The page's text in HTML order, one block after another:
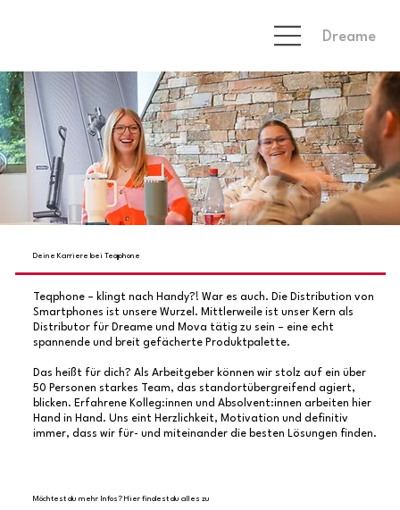
Dreame
Deine Karriere bei Teqphone
Teqphone – klingt nach Handy?! War es auch. Die Distribution von
Smartphones ist unsere Wurzel. Mittlerweile ist unser Kern als
Distributor für Dreame und Mova tätig zu sein – eine echt
spannende und breit gefächerte Produktpalette.
Das heißt für dich? Als Arbeitgeber können wir stolz auf ein über
50 Personen starkes Team, das standortübergreifend agiert,
blicken. Erfahrene Kolleg:innen und Absolvent:innen arbeiten hier
Hand in Hand. Uns eint Herzlichkeit, Motivation und definitiv
immer, dass wir für- und miteinander die besten Lösungen finden.
Möchtest du mehr Infos? Hier findest du alles zu